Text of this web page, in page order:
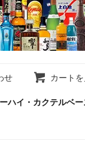
せ カートを
ハイ・カクテルベー